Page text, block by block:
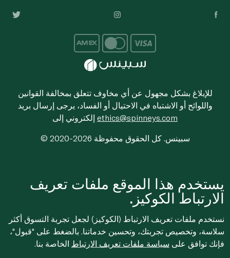
للإبلاغ بشكل مجهول عن أي مخاوف تتعلق بمخالفة القوانين
واللوائح أو الاشتباه في الاحتيال أو الفساد، يرجى إرسال بريد
ethics@spinneys.com
© 2020-2026 سبينس. كل الحقوق محفوظة
يستخدم هذا الموقع ملفات تعريف
الارتباط الكوكيز.
نستخدم ملفات تعريف الارتباط (الكوكيز) لجعل تجربة التسوق أكثر
سلاسة، وتخصيص تجربتك، وتحسين خدماتنا. بالضغط على "قبول"،
فإنك توافق على سياسة ملفات تعريف الارتباط الخاصة بنا.